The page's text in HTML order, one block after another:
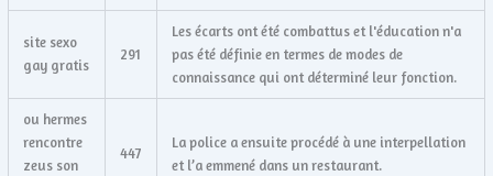
site sexo
gay gratis
291
Les écarts ont été combattus et l'éducation n'a
pas été définie en termes de modes de
connaissance qui ont déterminé leur fonction.
ou hermes
rencontre
zeus son
447
La police a ensuite procédé à une interpellation
et l’a emmené dans un restaurant.